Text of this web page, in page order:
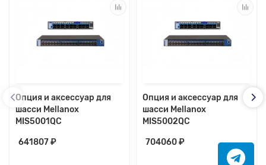
Опция и аксессуар для
шасси Mellanox
MIS5001QC
641807 ₽
Опция и аксессуар для
шасси Mellanox
MIS5002QC
704060 ₽